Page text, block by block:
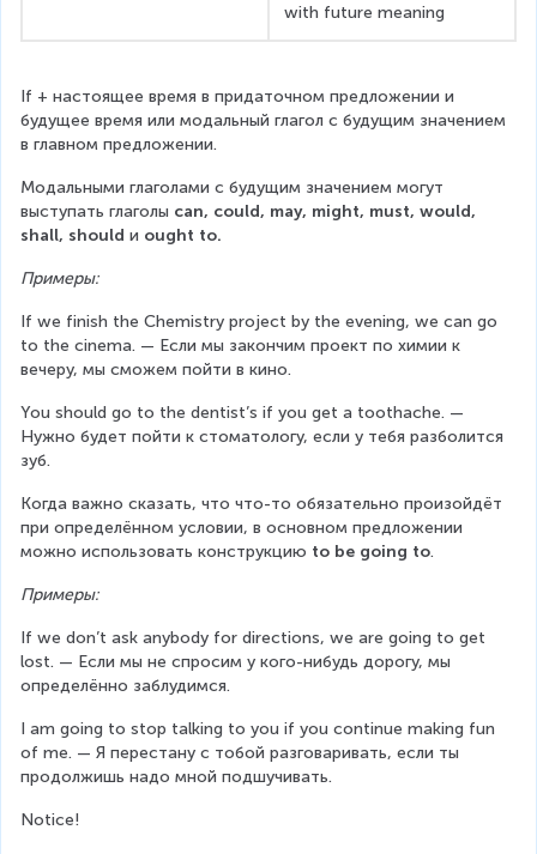
with future meaning
If + настоящее время в придаточном предложении и
будущее время или модальный глагол с будущим значением
в главном предложении.
Модальными глаголами с будущим значением могут
выступать глаголы can, could, may, might, must, would,
shall, should и ought to.
Примеры:
If we finish the Chemistry project by the evening, we can go
to the cinema. — Если мы закончим проект по химии к
вечеру, мы сможем пойти в кино.
You should go to the dentist’s if you get a toothache. —
Нужно будет пойти к стоматологу, если у тебя разболится
зуб.
Когда важно сказать, что что-то обязательно произойдёт
при определённом условии, в основном предложении
можно использовать конструкцию to be going to.
Примеры:
If we don’t ask anybody for directions, we are going to get
lost. — Если мы не спросим у кого-нибудь дорогу, мы
определённо заблудимся.
I am going to stop talking to you if you continue making fun
of me. — Я перестану с тобой разговаривать, если ты
продолжишь надо мной подшучивать.
Notice!